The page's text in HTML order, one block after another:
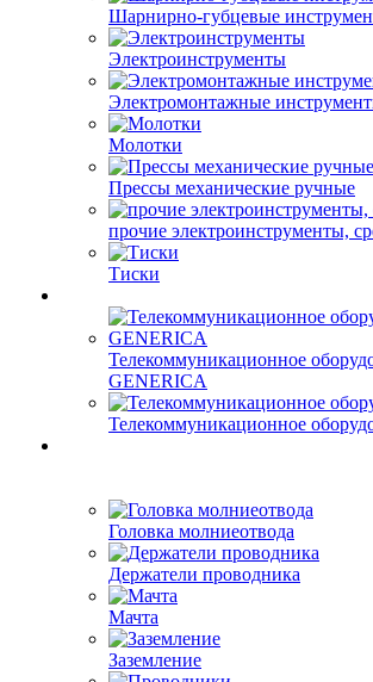
Шарнирно-губцевые
Электроинструменты
Электромонтажные
Молотки
Прессы механические ручные
прочие электроинструменты,
Тиски
Телекоммуникационное
GENERICA
Телекоммуникационное
Головка молниеотвода
Держатели проводника
Мачта
Заземление